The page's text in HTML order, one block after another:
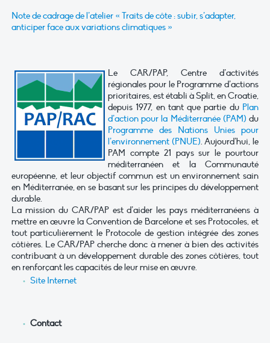
Note de cadrage de l’atelier « Traits de côte : subir, s’adapter,
anticiper face aux variations climatiques »
Le CAR/PAP, Centre d’activités
régionales pour le Programme d’actions
prioritaires, est établi à Split, en Croatie,
depuis 1977, en tant que partie du Plan
d’action pour la Méditerranée (PAM) du
Programme des Nations Unies pour
l’environnement (PNUE). Aujourd’hui, le
PAM compte 21 pays sur le pourtour
méditerranéen et la Communauté
européenne, et leur objectif commun est un environnement sain
en Méditerranée, en se basant sur les principes du développement
durable.
La mission du CAR/PAP est d’aider les pays méditerranéens à
mettre en œuvre la Convention de Barcelone et ses Protocoles, et
tout particulièrement le Protocole de gestion intégrée des zones
côtières. Le CAR/PAP cherche donc à mener à bien des activités
contribuant à un développement durable des zones côtières, tout
en renforçant les capacités de leur mise en œuvre.
Site Internet
Contact